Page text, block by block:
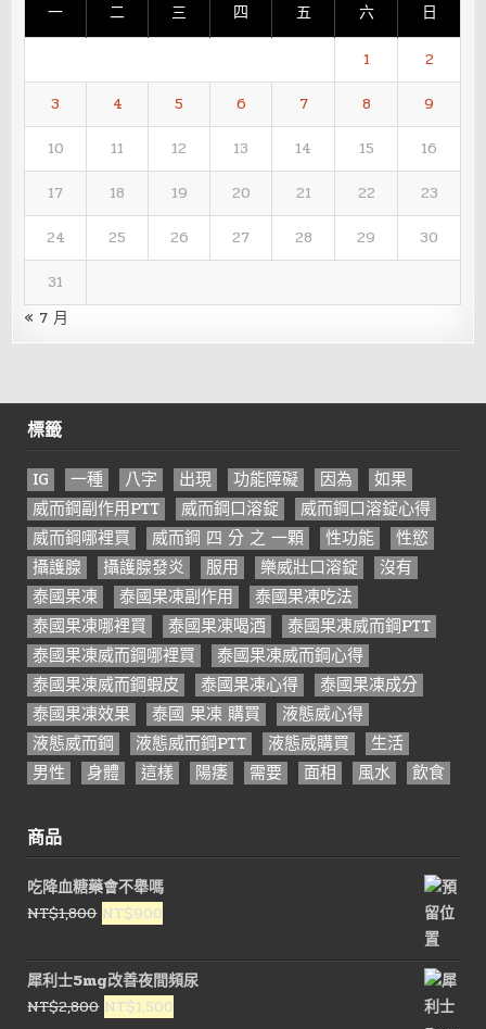
一 二 三 四 五 六 日
1
2
3
4 5 6 7 8
9
10
11 12 13 14 15
16
17
18 19 20 21 22
23
24
25 26 27 28 29
30
31
« 7 月
標籤
IG 一種 八字 出現 功能障礙 因為
如果
威而鋼副作用PTT
威而鋼口溶錠
威而鋼口溶錠心得
威而鋼哪裡買
威而鋼 四 分 之 一顆 性功能
性慾
攝護腺
攝護腺發炎 服用 樂威壯口溶錠
沒有
泰國果凍
泰國果凍副作用
泰國果凍吃法
泰國果凍哪裡買
泰國果凍喝酒
泰國果凍威而鋼PTT
泰國果凍威而鋼哪裡買
泰國果凍威而鋼心得
泰國果凍威而鋼蝦皮
泰國果凍心得
泰國果凍成分
泰國果凍效果
泰國 果凍 購買
液態威心得
液態威而鋼
液態威而鋼PTT 液態威購買
生活
男性
身體 這樣 陽痿 需要 面相 風水 飲食
商品
吃降血糖藥會不舉嗎
NT$1,800 原
價
格：
NT$1,800。
NT$900
價
格：
NT$900。
犀利士5mg改善夜間頻尿
NT$2,800 原
NT$1,500